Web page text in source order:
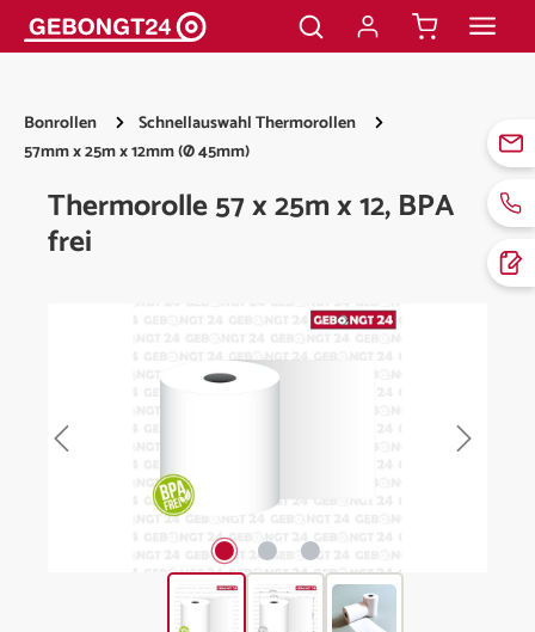
springen
Bonrollen
Schnellauswahl Thermorollen
57mm x 25m x 12mm (Ø 45mm)
Thermorolle 57 x 25m x 12, BPA
frei